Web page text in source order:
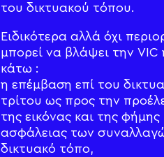
του δικτυακού τόπου.
Ειδικότερα αλλά όχι
μπορεί να βλάψει την VIC
κάτω :
η επέμβαση επί του
τρίτου ως προς την
της εικόνας και της
ασφάλειας των
δικτυακό τόπο,